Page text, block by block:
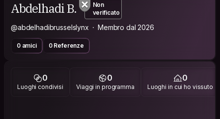
Abdelhadi B.
Non
verificato
@abdelhadibrusselslynx Membro dal 2026
0 amici 0 Referenze
0
Luoghi condivisi
0
Viaggi in programma
0
Luoghi in cui ho vissuto